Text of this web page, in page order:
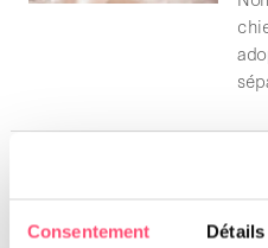
Consentement Détails